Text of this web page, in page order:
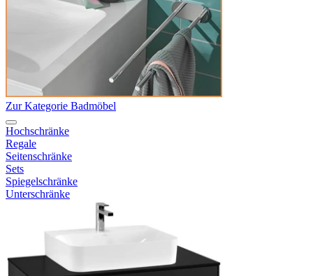
Zur Kategorie Badmöbel
Hochschränke
Regale
Seitenschränke
Sets
Spiegelschränke
Unterschränke